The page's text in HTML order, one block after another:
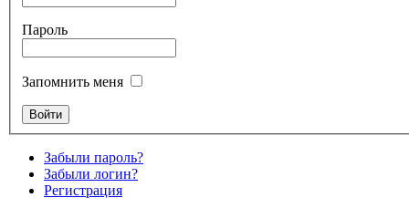
Пароль
Запомнить меня
Забыли пароль?
Забыли логин?
Регистрация